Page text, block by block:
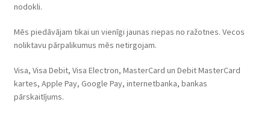
nodokli.
Mēs piedāvājam tikai un vienīgi jaunas riepas no ražotnes. Vecos
noliktavu pārpalikumus mēs netirgojam.
Visa, Visa Debit, Visa Electron, MasterCard un Debit MasterCard
kartes, Apple Pay, Google Pay, internetbanka, bankas
pārskaitījums.